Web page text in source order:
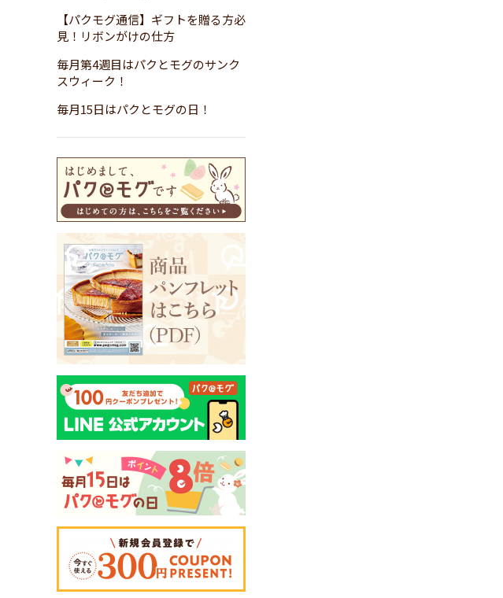
【パクモグ通信】ギフトを贈る方必
見！リボンがけの仕方
毎月第4週目はパクとモグのサンク
スウィーク！
毎月15日はパクとモグの日！